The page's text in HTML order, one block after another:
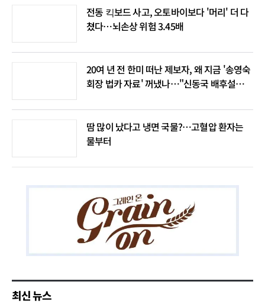
전동 킥보드 사고, 오토바이보다 '머리' 더 다
쳤다…뇌손상 위험 3.45배
20여 년 전 한미 떠난 제보자, 왜 지금 '송영숙
회장 법카 자료' 꺼냈나…"신동국 배후설은
땀 많이 났다고 냉면 국물?…고혈압 환자는
물부터
최신 뉴스